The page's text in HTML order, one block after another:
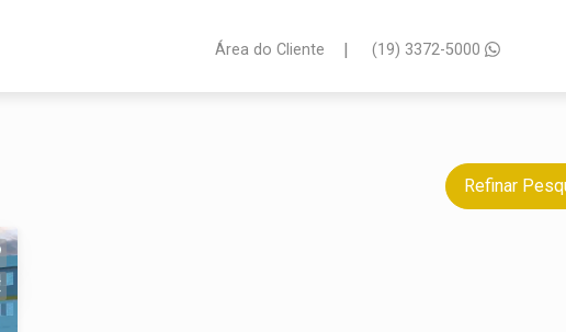
Área do Cliente | (19) 3372-5000
Refinar